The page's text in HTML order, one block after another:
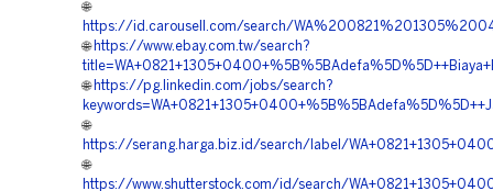
🌐
https://id.carousell.com/search/
🌐 https://www.ebay.com.tw/search?
🌐 https://pg.linkedin.com/jobs/search?
🌐
https://serang.harga.biz.id/search/label/
🌐
https://www.shutterstock.com/id/search/